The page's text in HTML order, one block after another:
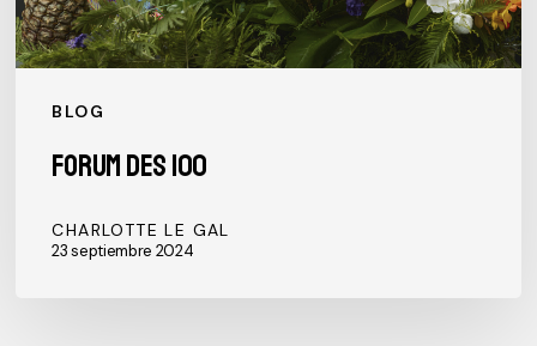
BLOG
Forum des 100
CHARLOTTE LE GAL
23 septiembre 2024